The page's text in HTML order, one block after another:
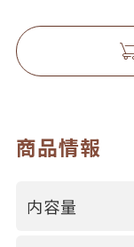
商品情報
内容量